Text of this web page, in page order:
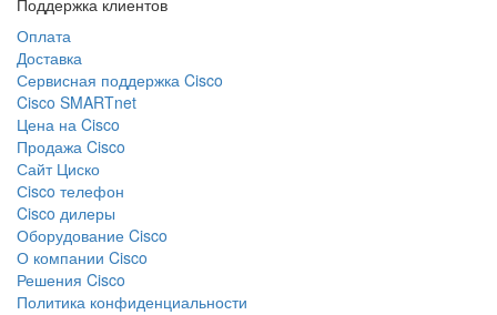
Поддержка клиентов
Оплата
Доставка
Сервисная поддержка Cisco
Cisco SMARTnet
Цена на Cisco
Продажа Cisco
Сайт Циско
Сisco телефон
Cisco дилеры
Оборудование Cisco
О компании Cisco
Решения Cisco
Политика конфиденциальности